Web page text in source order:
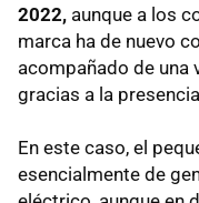
2022, aunque a los
marca ha de nuevo
acompañado de una
gracias a la
En este caso, el
esencialmente de